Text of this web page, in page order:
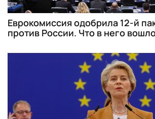
Еврокомиссия одобрила 12-й
против России. Что в него